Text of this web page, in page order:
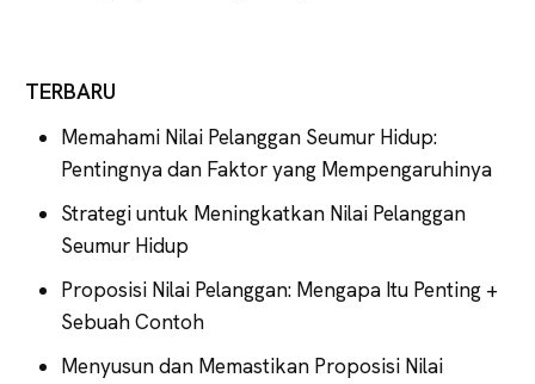
TERBARU
Memahami Nilai Pelanggan Seumur Hidup:
Pentingnya dan Faktor yang Mempengaruhinya
Strategi untuk Meningkatkan Nilai Pelanggan
Seumur Hidup
Proposisi Nilai Pelanggan: Mengapa Itu Penting +
Sebuah Contoh
Menyusun dan Memastikan Proposisi Nilai